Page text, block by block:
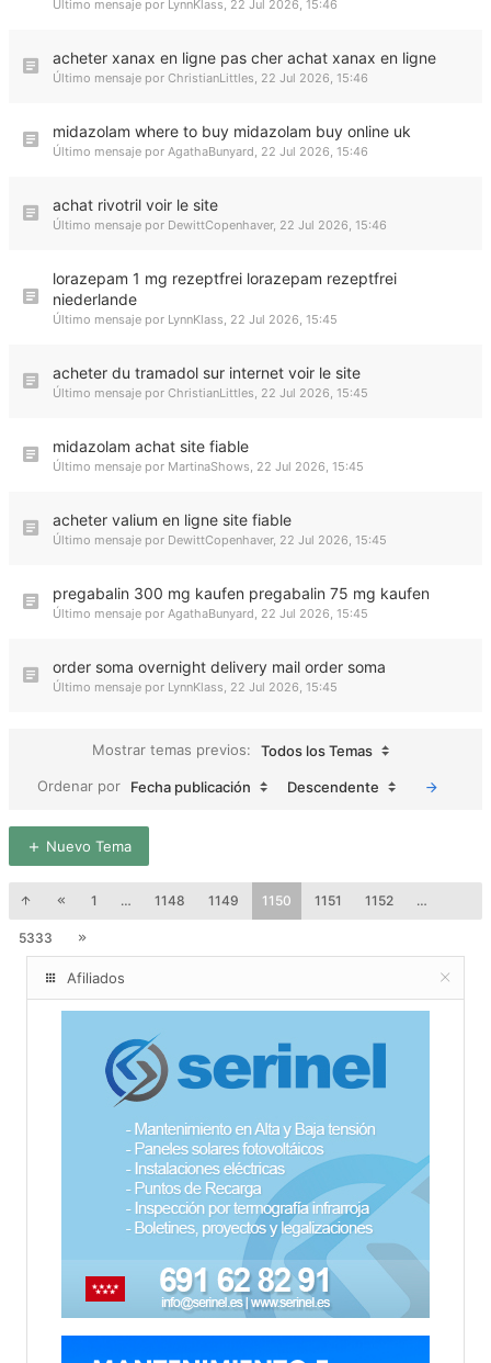
Último mensaje por LynnKlass, 22 Jul 2026, 15:46
acheter xanax en ligne pas cher achat xanax en ligne
Último mensaje por ChristianLittles, 22 Jul 2026, 15:46
midazolam where to buy midazolam buy online uk
Último mensaje por AgathaBunyard, 22 Jul 2026, 15:46
achat rivotril voir le site
Último mensaje por DewittCopenhaver, 22 Jul 2026, 15:46
lorazepam 1 mg rezeptfrei lorazepam rezeptfrei
niederlande
Último mensaje por LynnKlass, 22 Jul 2026, 15:45
acheter du tramadol sur internet voir le site
Último mensaje por ChristianLittles, 22 Jul 2026, 15:45
midazolam achat site fiable
Último mensaje por MartinaShows, 22 Jul 2026, 15:45
acheter valium en ligne site fiable
Último mensaje por DewittCopenhaver, 22 Jul 2026, 15:45
pregabalin 300 mg kaufen pregabalin 75 mg kaufen
Último mensaje por AgathaBunyard, 22 Jul 2026, 15:45
order soma overnight delivery mail order soma
Último mensaje por LynnKlass, 22 Jul 2026, 15:45
Mostrar temas previos:
Todos los Temas
Ordenar por
Fecha publicación Descendente
Nuevo Tema
1 … 1148 1149 1150 1151 1152 …
5333
Afiliados